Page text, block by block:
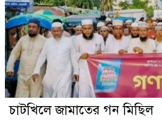
চাটখিলে জামাতের গন মিছিল